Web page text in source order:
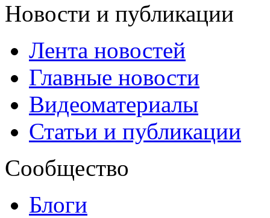
Новости и публикации
Лента новостей
Главные новости
Видеоматериалы
Статьи и публикации
Сообщество
Блоги